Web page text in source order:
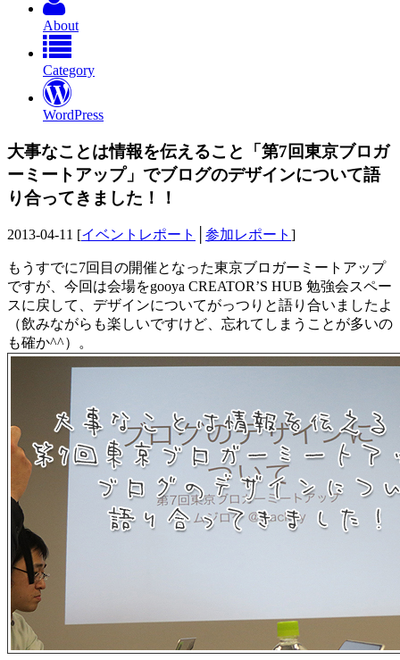
About
Category
WordPress
大事なことは情報を伝えること「第7回東京ブロガ
ーミートアップ」でブログのデザインについて語
り合ってきました！！
2013-04-11 [イベントレポート 参加レポート ]
もうすでに7回目の開催となった東京ブロガーミートアップ
ですが、今回は会場をgooya CREATOR’S HUB 勉強会スペー
スに戻して、デザインについてがっつりと語り合いましたよ
（飲みながらも楽しいですけど、忘れてしまうことが多いの
も確か^^）。